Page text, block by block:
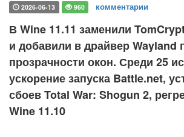
2026-06-13 960 комментарии
В Wine 11.11 заменили
и добавили в драйвер Wayland
прозрачности окон. Среди 25
ускорение запуска Battle.net,
сбоев Total War: Shogun 2,
Wine 11.10